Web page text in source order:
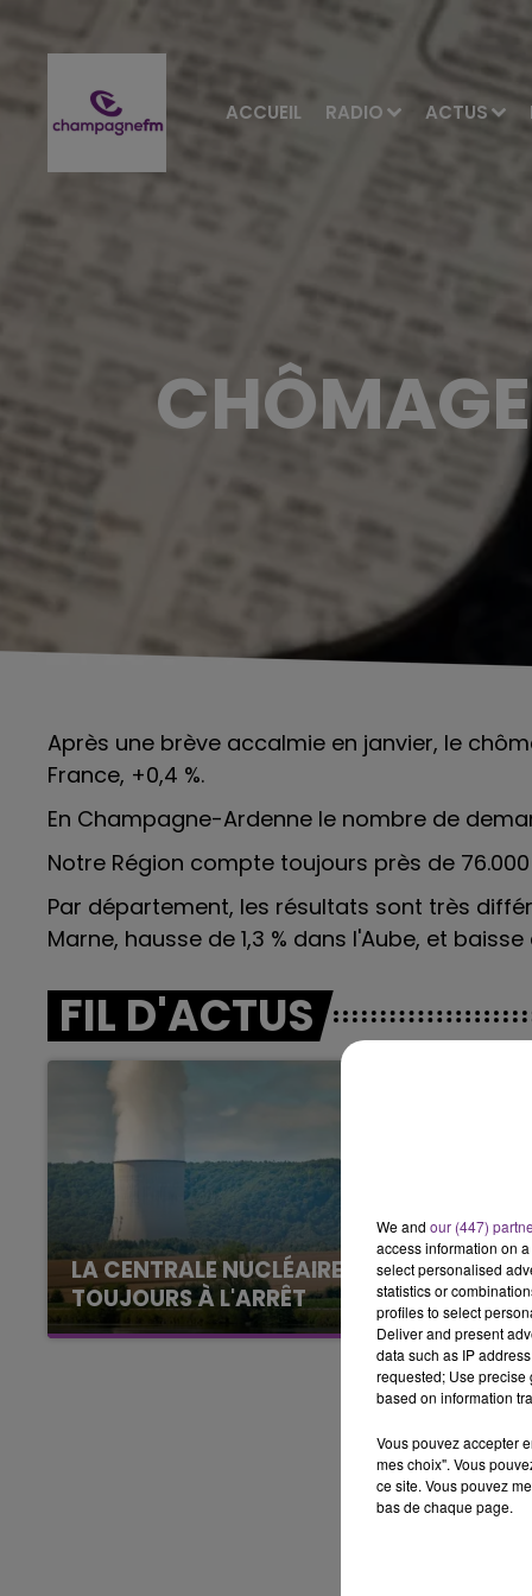
ACCUEIL RADIO ACTUS
Après une brève accalmie en janvier, le
France, +0,4 %.
En Champagne-Ardenne le nombre de
Notre Région compte toujours près de
Par département, les résultats sont très
Marne, hausse de 1,3 % dans l'Aube, et
FIL D'ACTUS
LA CENTRALE NUCLÉAIRE DE CHOOZ
TOUJOURS À L'ARRÊT
Cela fait déjà une semaine que la centrale
nucléaire ardennaise est à l'arrêt. Une situation
justifiée par la sécheresse intense qui est
We and our (447)
access information on
select personalised
statistics or
profiles to select
Deliver and present
data such as IP
requested; Use precise
based on information
Vous pouvez accepter
mes choix". Vous
ce site. Vous pouvez
bas de chaque page.